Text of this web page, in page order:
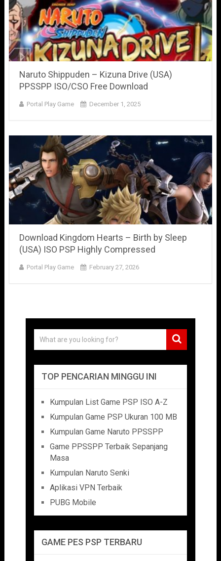
Naruto Shippuden – Kizuna Drive (USA)
PPSSPP ISO/CSO Free Download
Portal Play Game December 1, 2025
Download Kingdom Hearts – Birth by Sleep
(USA) ISO PSP Highly Compressed
Portal Play Game February 27, 2026
TOP PENCARIAN MINGGU INI
Kumpulan List Game PSP ISO A-Z
Kumpulan Game PSP Ukuran 100 MB
Kumpulan Game Naruto PPSSPP
Game PPSSPP Terbaik Sepanjang
Masa
Kumpulan Naruto Senki
Aplikasi VPN Terbaik
PUBG Mobile
GAME PES PSP TERBARU